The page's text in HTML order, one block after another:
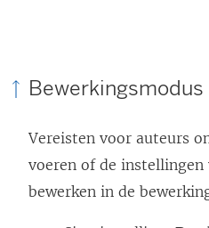
Bewerkingsmodus
Vereisten voor auteurs
voeren of de
bewerken in de